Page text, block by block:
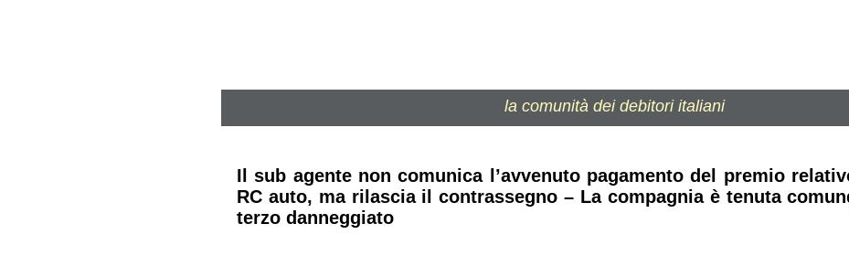
la comunità dei debitori italiani
Il sub agente non comunica l’avvenuto pagamento del premio
RC auto, ma rilascia il contrassegno – La compagnia è tenuta
terzo danneggiato